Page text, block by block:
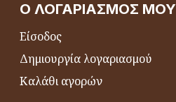
Ο ΛΟΓΑΡΙΑΣΜΌΣ ΜΟΥ
Είσοδος
Δημιουργία λογαριασμού
Καλάθι αγορών